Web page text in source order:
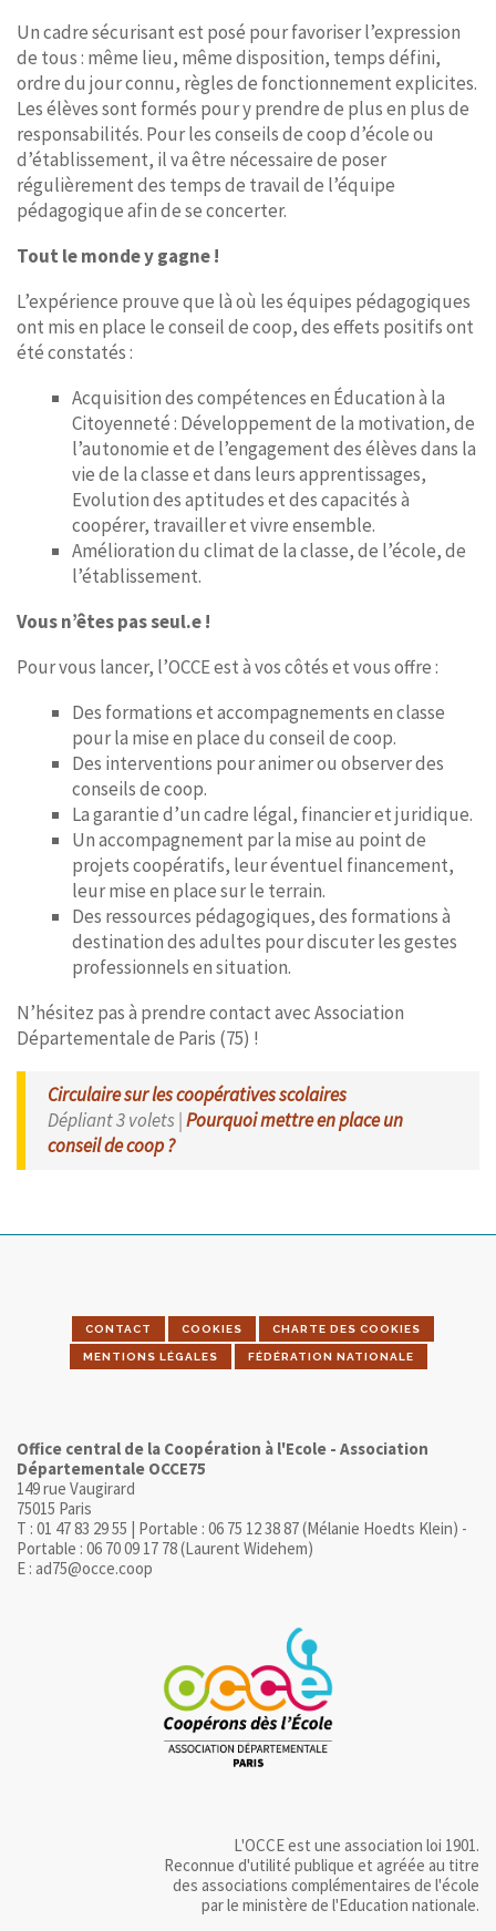
Un cadre sécurisant est posé pour favoriser l’expression
de tous : même lieu, même disposition, temps défini,
ordre du jour connu, règles de fonctionnement explicites.
Les élèves sont formés pour y prendre de plus en plus de
responsabilités. Pour les conseils de coop d’école ou
d’établissement, il va être nécessaire de poser
régulièrement des temps de travail de l’équipe
pédagogique afin de se concerter.
Tout le monde y gagne !
L’expérience prouve que là où les équipes pédagogiques
ont mis en place le conseil de coop, des effets positifs ont
été constatés :
Acquisition des compétences en Éducation à la
Citoyenneté : Développement de la motivation, de
l’autonomie et de l’engagement des élèves dans la
vie de la classe et dans leurs apprentissages,
Evolution des aptitudes et des capacités à
coopérer, travailler et vivre ensemble.
Amélioration du climat de la classe, de l’école, de
l’établissement.
Vous n’êtes pas seul.e !
Pour vous lancer, l’OCCE est à vos côtés et vous offre :
Des formations et accompagnements en classe
pour la mise en place du conseil de coop.
Des interventions pour animer ou observer des
conseils de coop.
La garantie d’un cadre légal, financier et juridique.
Un accompagnement par la mise au point de
projets coopératifs, leur éventuel financement,
leur mise en place sur le terrain.
Des ressources pédagogiques, des formations à
destination des adultes pour discuter les gestes
professionnels en situation.
N’hésitez pas à prendre contact avec Association
Départementale de Paris (75) !
Circulaire sur les coopératives scolaires
Dépliant 3 volets |Pourquoi mettre en place un
conseil de coop ?
CONTACT COOKIES CHARTE DES COOKIES
MENTIONS LÉGALES FÉDÉRATION NATIONALE
Office central de la Coopération à l'Ecole - Association
Départementale OCCE75
149 rue Vaugirard
75015 Paris
T : 01 47 83 29 55 | Portable : 06 75 12 38 87 (Mélanie Hoedts Klein) -
Portable : 06 70 09 17 78 (Laurent Widehem)
E : ad75@occe.coop
L'OCCE est une association loi 1901.
Reconnue d'utilité publique et agréée au titre
des associations complémentaires de l'école
par le ministère de l'Education nationale.